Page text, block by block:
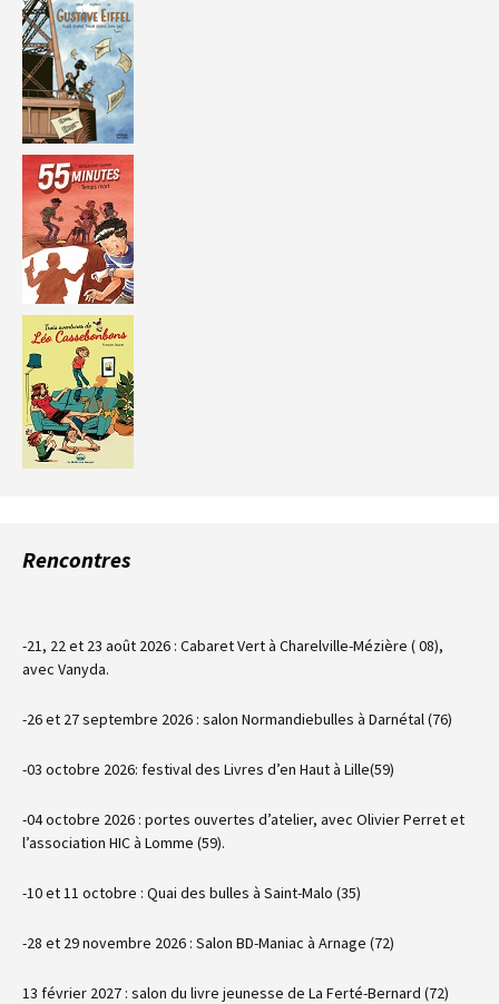
Rencontres
-21, 22 et 23 août 2026 : Cabaret Vert à Charelville-Mézière ( 08),
avec Vanyda.
-26 et 27 septembre 2026 : salon Normandiebulles à Darnétal (76)
-03 octobre 2026: festival des Livres d’en Haut à Lille(59)
-04 octobre 2026 : portes ouvertes d’atelier, avec Olivier Perret et
l’association HIC à Lomme (59).
-10 et 11 octobre : Quai des bulles à Saint-Malo (35)
-28 et 29 novembre 2026 : Salon BD-Maniac à Arnage (72)
13 février 2027 : salon du livre jeunesse de La Ferté-Bernard (72)